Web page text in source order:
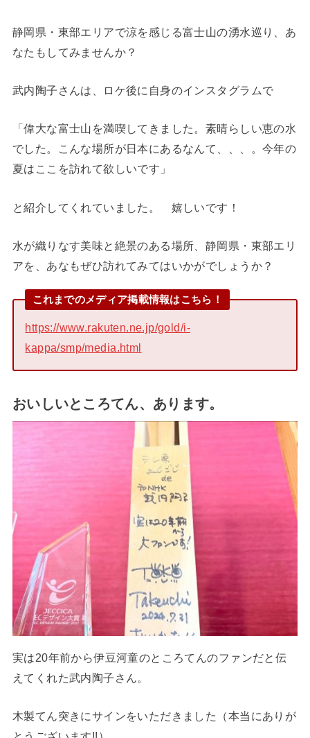
静岡県・東部エリアで涼を感じる富士山の湧水巡り、あ
なたもしてみませんか？
武内陶子さんは、ロケ後に自身のインスタグラムで
「偉大な富士山を満喫してきました。素晴らしい恵の水
でした。こんな場所が日本にあるなんて、、、。今年の
夏はここを訪れて欲しいです」
と紹介してくれていました。 嬉しいです！
水が織りなす美味と絶景のある場所、静岡県・東部エリ
アを、あなもぜひ訪れてみてはいかがでしょうか？
これまでのメディア掲載情報はこちら！
https://www.rakuten.ne.jp/gold/i-
kappa/smp/media.html
おいしいところてん、あります。
実は20年前から伊豆河童のところてんのファンだと伝
えてくれた武内陶子さん。
木製てん突きにサインをいただきました（本当にありが